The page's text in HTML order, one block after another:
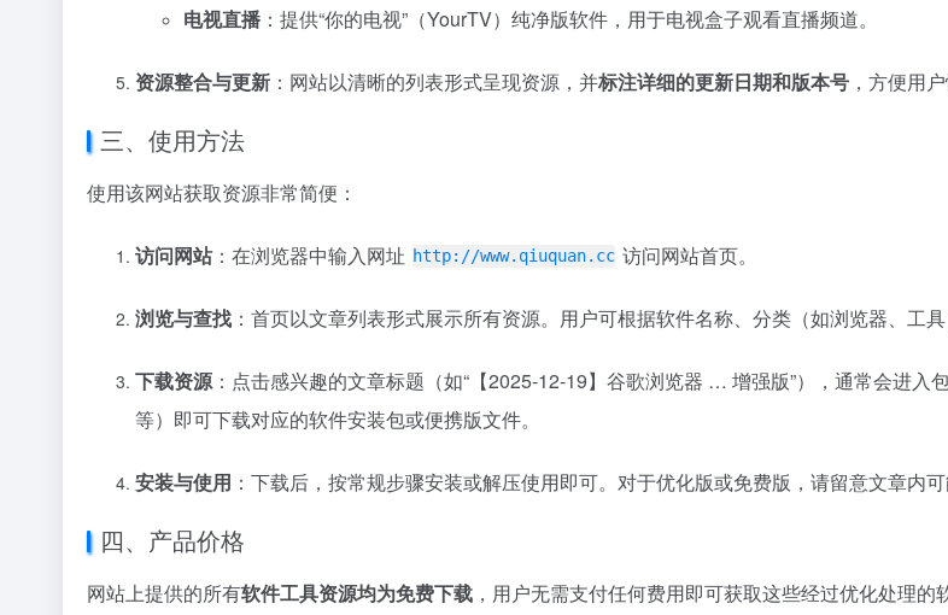
电视直播 ：提供“你的电视”（YourTV）纯净版软件，用于电视盒子观看直播频道。
资源整合与更新 ：网站以清晰的列表形式呈现资源，并标注详细的更新日期和版本号 ，方便用
三、使用方法
使用该网站获取资源非常简便：
访问网站：在浏览器中输入网址 http://www.qiuquan.cc 访问网站首页。
浏览与查找 ：首页以文章列表形式展示所有资源。用户可根据软件名称、分类（如浏览器、工
下载资源：点击感兴趣的文章标题（如“【2025-12-19】谷歌浏览器 … 增强版”），通常会进
等）即可下载对应的软件安装包或便携版文件。
安装与使用 ：下载后，按常规步骤安装或解压使用即可。对于优化版或免费版，请留意文章内
四、产品价格
网站上提供的所有软件工具资源均为免费下载 ，用户无需支付任何费用即可获取这些经过优化处理